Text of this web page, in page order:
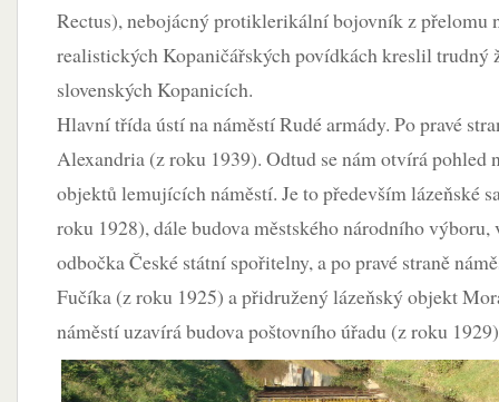
Rectus), nebojácný protiklerikální bojovník z přelomu
realistických Kopaničářských povídkách kreslil trudný
slovenských Kopanicích.
Hlavní třída ústí na náměstí Rudé armády. Po pravé
Alexandria (z roku 1939). Odtud se nám otvírá pohled
objektů lemujících náměstí. Je to především lázeňské
roku 1928), dále budova městského národního výboru,
odbočka České státní spořitelny, a po pravé straně
Fučíka (z roku 1925) a přidružený lázeňský objekt
náměstí uzavírá budova poštovního úřadu (z roku